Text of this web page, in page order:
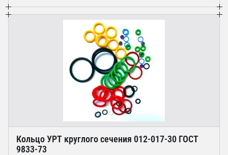
Кольцо УРТ круглого сечения 012-017-30 ГОСТ
9833-73